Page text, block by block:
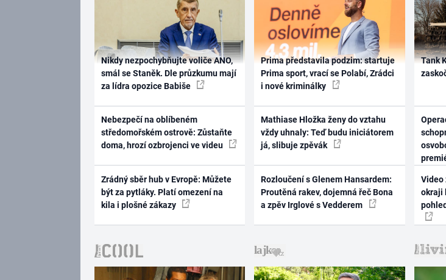
Nikdy nezpochybňujte voliče ANO,
smál se Staněk. Dle průzkumu mají
za lídra opozice Babiše
Nebezpečí na oblíbeném
středomořském ostrově: Zůstaňte
doma, hrozí ozbrojenci ve videu
Zrádný sběr hub v Evropě: Můžete
být za pytláky. Platí omezení na
kila i plošné zákazy
Prima představila podzim: startuje
Prima sport, vrací se Polabí, Zrádci
i nové kriminálky
Mathiase Hložka ženy do vztahu
vždy uhnaly: Teď budu iniciátorem
já, slibuje zpěvák
Rozloučení s Glenem Hansardem:
Proutěná rakev, dojemná řeč Bona
a zpěv Irglové s Vedderem
Tank
Video
okraji